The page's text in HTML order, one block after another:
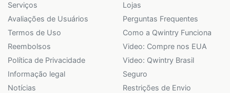
Serviços
Avaliações de Usuários
Termos de Uso
Reembolsos
Política de Privacidade
Informação legal
Notícias
Lojas
Perguntas Frequentes
Como a Qwintry Funciona
Video: Compre nos EUA
Video: Qwintry Brasil
Seguro
Restrições de Envio